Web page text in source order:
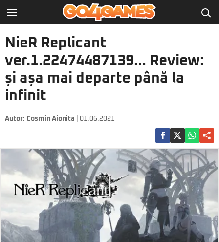
NieR Replicant
ver.1.22474487139… Review:
și așa mai departe până la
infinit
Autor: Cosmin Aionita | 01.06.2021